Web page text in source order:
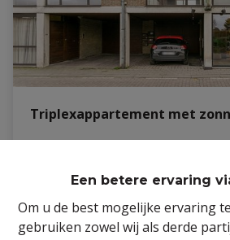
Een betere ervaring
Om u de best mogelijke ervaring
gebruiken zowel wij als derde
Triplexappartement met